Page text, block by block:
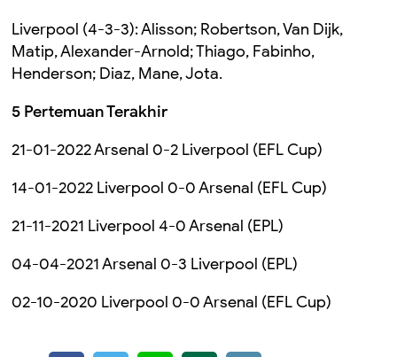
Liverpool (4-3-3): Alisson; Robertson, Van Dijk,
Matip, Alexander-Arnold; Thiago, Fabinho,
Henderson; Diaz, Mane, Jota.
5 Pertemuan Terakhir
21-01-2022 Arsenal 0-2 Liverpool (EFL Cup)
14-01-2022 Liverpool 0-0 Arsenal (EFL Cup)
21-11-2021 Liverpool 4-0 Arsenal (EPL)
04-04-2021 Arsenal 0-3 Liverpool (EPL)
02-10-2020 Liverpool 0-0 Arsenal (EFL Cup)